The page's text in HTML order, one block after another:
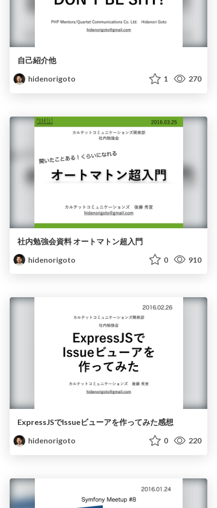
自己紹介他
hidenorigoto
1 270
社内勉強会資料 オートマトン超入門
hidenorigoto
0 910
ExpressJSでIssueビューアを作ってみた感想
hidenorigoto
0 220